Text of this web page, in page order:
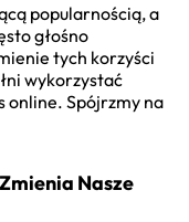
popularnością, a
głośno
tych korzyści
wykorzystać
online. Spójrzmy na
Nasze